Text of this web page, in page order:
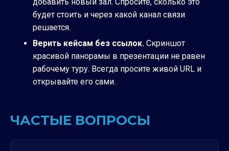
будет стоить и через какой канал связи
решается.
Верить кейсам без ссылок. Скриншот
красивой панорамы в презентации не равен
рабочему туру. Всегда просите живой URL и
открывайте его сами.
ЧАСТЫЕ ВОПРОСЫ